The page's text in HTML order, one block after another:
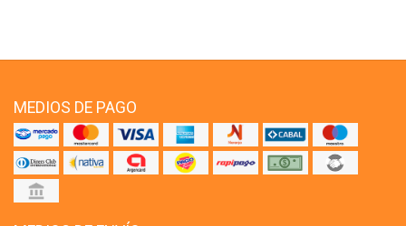
MEDIOS DE PAGO